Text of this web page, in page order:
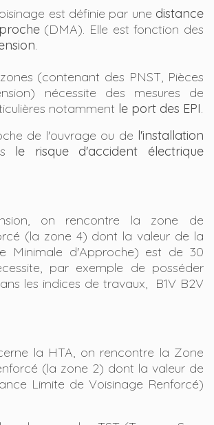
est définie par une distance
(DMA). Elle est fonction des
.
(contenant des PNST, Pièces
nécessite des mesures de
notamment le port des EPI.
de l'ouvrage ou de l'installation
le risque d'accident électrique
on rencontre la zone de
(la zone 4) dont la valeur de la
Minimale d'Approche) est de 30
par exemple de posséder
les indices de travaux, B1V B2V
la HTA, on rencontre la Zone
(la zone 2) dont la valeur de
Limite de Voisinage Renforcé)